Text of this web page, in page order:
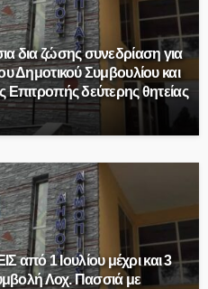
δια ζώσης συνεδρίαση για
Δημοτικού Συμβουλίου και
δεύτερης θητείας
1 Ιουλίου μέχρι και 3
Λοχ. Πασσιά με